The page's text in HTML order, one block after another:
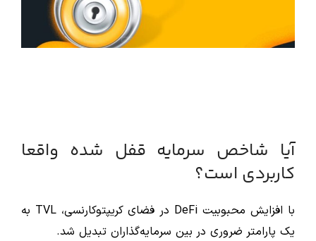
آیا شاخص سرمایه قفل شده واقعا
کاربردی است؟
با افزایش محبوبیت DeFi در فضای کریپتوکارنسی، TVL به
یک پارامتر ضروری در بین سرمایه‌گذاران تبدیل شد.